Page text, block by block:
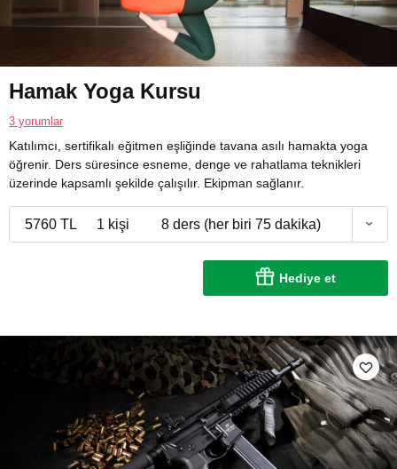
Hamak Yoga Kursu
3 yorumlar
Katılımcı, sertifikalı eğitmen eşliğinde tavana asılı hamakta yoga
öğrenir. Ders süresince esneme, denge ve rahatlama teknikleri
üzerinde kapsamlı şekilde çalışılır. Ekipman sağlanır.
5760 TL 1 kişi 8 ders (her biri 75 dakika)
Hediye et